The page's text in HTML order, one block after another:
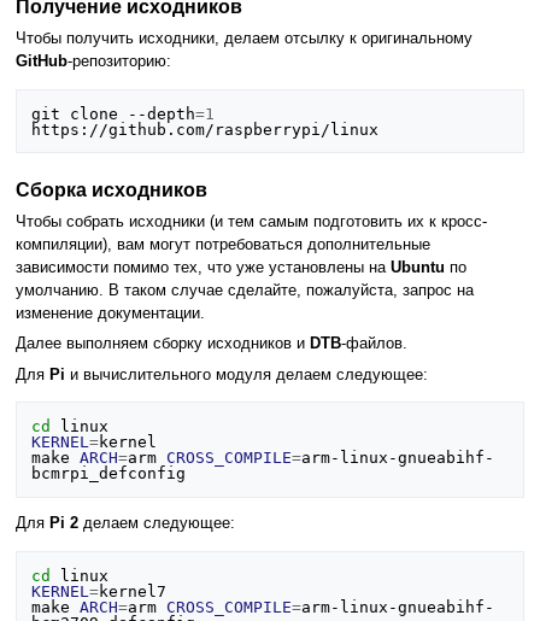
Получение исходников
Чтобы получить исходники, делаем отсылку к оригинальному
GitHub-репозиторию:
git clone --depth=1
Сборка исходников
Чтобы собрать исходники (и тем самым подготовить их к кросс-
компиляции), вам могут потребоваться дополнительные
зависимости помимо тех, что уже установлены на Ubuntu по
умолчанию. В таком случае сделайте, пожалуйста, запрос на
изменение документации.
Далее выполняем сборку исходников и DTB-файлов.
Для Pi и вычислительного модуля делаем следующее:
cd
KERNEL=kernel
make ARCH=arm CROSS_COMPILE=arm-linux-gnueabihf-
Для Pi 2делаем следующее:
cd
KERNEL=kernel7
make ARCH=arm CROSS_COMPILE=arm-linux-gnueabihf-